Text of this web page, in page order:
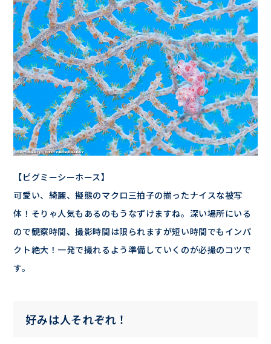
【ピグミーシーホース】
可愛い、綺麗、擬態のマクロ三拍子の揃ったナイスな被写
体！そりゃ人気もあるのもうなずけますね。深い場所にいる
ので観察時間、撮影時間は限られますが短い時間でもインパ
クト絶大！一発で撮れるよう準備していくのが必撮のコツで
す。
好みは人それぞれ！